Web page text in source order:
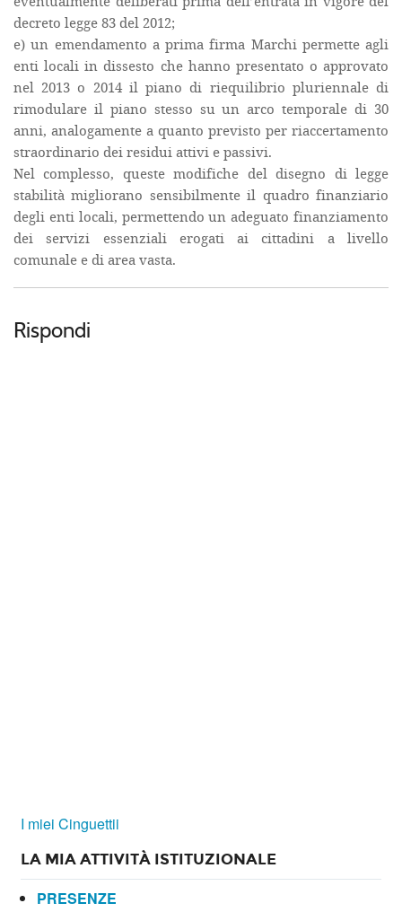
decreto legge 83 del 2012;
e) un emendamento a prima firma Marchi permette agli
enti locali in dissesto che hanno presentato o approvato
nel 2013 o 2014 il piano di riequilibrio pluriennale di
rimodulare il piano stesso su un arco temporale di 30
anni, analogamente a quanto previsto per riaccertamento
straordinario dei residui attivi e passivi.
Nel complesso, queste modifiche del disegno di legge
stabilità migliorano sensibilmente il quadro finanziario
degli enti locali, permettendo un adeguato finanziamento
dei servizi essenziali erogati ai cittadini a livello
comunale e di area vasta.
Rispondi
I miei Cinguettii
LA MIA ATTIVITÀ ISTITUZIONALE
PRESENZE